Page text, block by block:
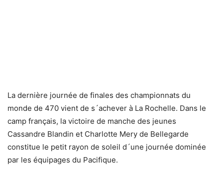
La dernière journée de finales des championnats du
monde de 470 vient de s´achever à La Rochelle. Dans le
camp français, la victoire de manche des jeunes
Cassandre Blandin et Charlotte Mery de Bellegarde
constitue le petit rayon de soleil d´une journée dominée
par les équipages du Pacifique.